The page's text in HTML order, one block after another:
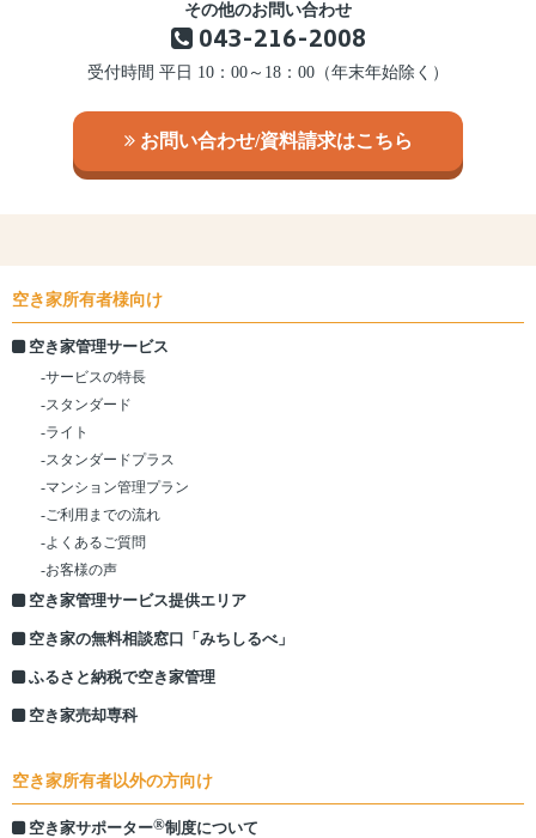
その他のお問い合わせ
043-216-2008
受付時間 平日 10：00～18：00（年末年始除く）
お問い合わせ/資料請求はこちら
空き家所有者様向け
空き家管理サービス
-サービスの特長
-スタンダード
-ライト
-スタンダードプラス
-マンション管理プラン
-ご利用までの流れ
-よくあるご質問
-お客様の声
空き家管理サービス提供エリア
空き家の無料相談窓口「みちしるべ」
ふるさと納税で空き家管理
空き家売却専科
空き家所有者以外の方向け
空き家サポーター®制度について